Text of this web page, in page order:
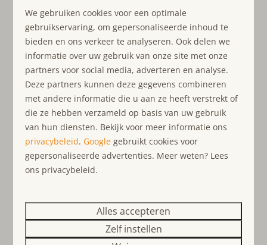
Sorteren op: Prijs laag - hoog
Resultaten (105)
8,8
We gebruiken cookies voor een optimale
gebruikservaring, om gepersonaliseerde inhoud te
bieden en ons verkeer te analyseren. Ook delen we
informatie over uw gebruik van onze site met onze
partners voor social media, adverteren en analyse.
Deze partners kunnen deze gegevens combineren
met andere informatie die u aan ze heeft verstrekt of
die ze hebben verzameld op basis van uw gebruik
van hun diensten. Bekijk voor meer informatie ons
privacybeleid. Google gebruikt cookies voor
gepersonaliseerde advertenties. Meer weten? Lees
ons privacybeleid.
Alles accepteren
Zelf instellen